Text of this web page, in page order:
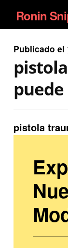
Ir
a
la
navegación
Ir
al
contenido
Ronin
PISTOLAS
SATELITALES
Publicado el
pistola